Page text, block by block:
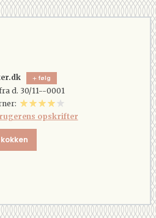
følg
d. 30/11--0001
opskrifter